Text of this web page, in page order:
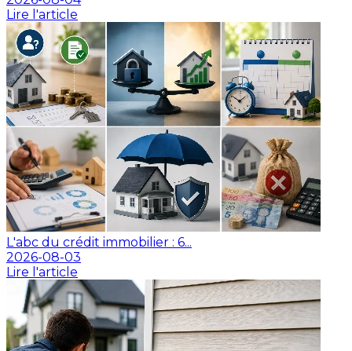
Lire l'article
L'abc du crédit immobilier : 6...
2026-08-03
Lire l'article